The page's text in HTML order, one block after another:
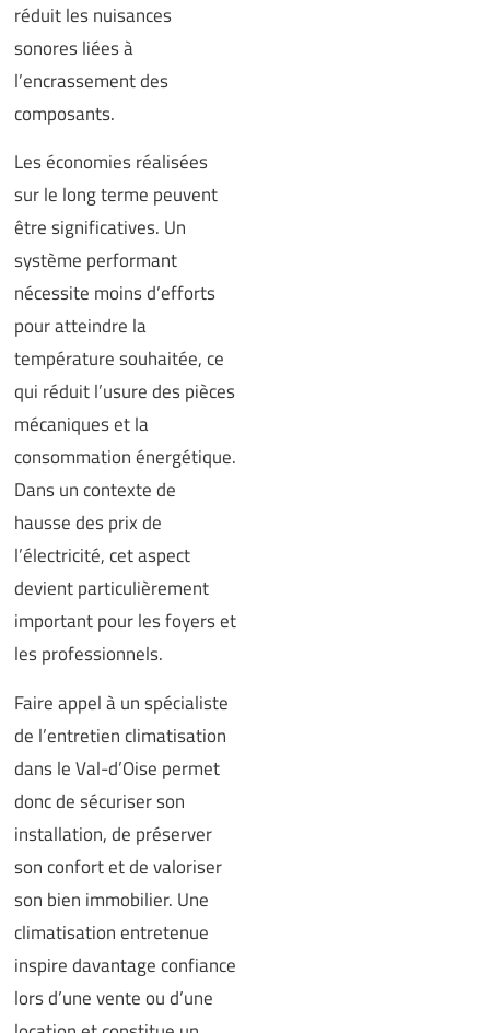
réduit les nuisances
sonores liées à
l’encrassement des
composants.
Les économies réalisées
sur le long terme peuvent
être significatives. Un
système performant
nécessite moins d’efforts
pour atteindre la
température souhaitée, ce
qui réduit l’usure des pièces
mécaniques et la
consommation énergétique.
Dans un contexte de
hausse des prix de
l’électricité, cet aspect
devient particulièrement
important pour les foyers et
les professionnels.
Faire appel à un spécialiste
de l’entretien climatisation
dans le Val-d’Oise permet
donc de sécuriser son
installation, de préserver
son confort et de valoriser
son bien immobilier. Une
climatisation entretenue
inspire davantage confiance
lors d’une vente ou d’une